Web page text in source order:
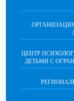
ЦЕНТР
ДЕТЬМИ С